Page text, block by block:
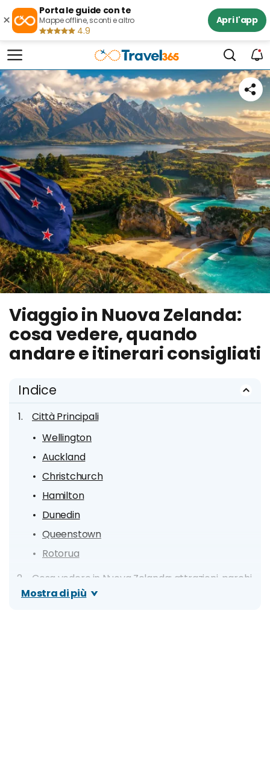
×
Porta le guide con te
Mappe offline, sconti e altro
4.9
Apri l'app
Viaggio in Nuova Zelanda:
cosa vedere, quando
andare e itinerari consigliati
Indice
Città Principali
Wellington
Auckland
Christchurch
Hamilton
Dunedin
Queenstown
Rotorua
Cosa vedere in Nuova Zelanda: attrazioni, parchi
ed escursioni
Mostra di più